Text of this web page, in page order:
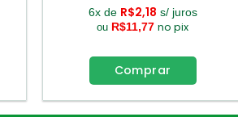
era:
R$23,90.
é:
R$13,08.
6x de R$2,18 s/ juros
ou R$11,77 no pix
Comprar